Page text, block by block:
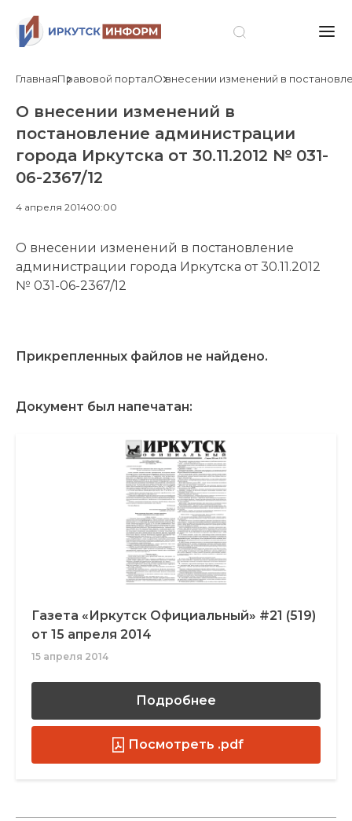
ГлавнаяПравовой порталО внесении изменений в
О внесении изменений в
постановление администрации
города Иркутска от 30.11.2012 № 031-
06-2367/12
4 апреля 201400:00
О внесении изменений в постановление
администрации города Иркутска от 30.11.2012
№ 031-06-2367/12
Прикрепленных файлов не найдено.
Документ был напечатан:
Газета «Иркутск Официальный» #21 (519)
от 15 апреля 2014
15 апреля 2014
Подробнее
Посмотреть .pdf